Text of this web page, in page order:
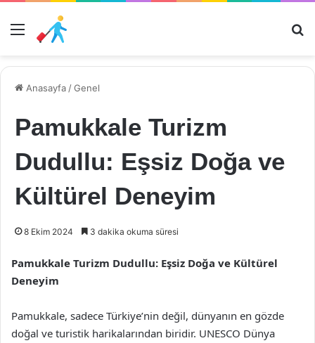
Menü
Anasayfa /Genel
Pamukkale Turizm
Dudullu: Eşsiz Doğa ve
Kültürel Deneyim
8 Ekim 2024 3 dakika okuma süresi
Pamukkale Turizm Dudullu: Eşsiz Doğa ve Kültürel
Deneyim
Pamukkale, sadece Türkiye’nin değil, dünyanın en gözde
doğal ve turistik harikalarından biridir. UNESCO Dünya